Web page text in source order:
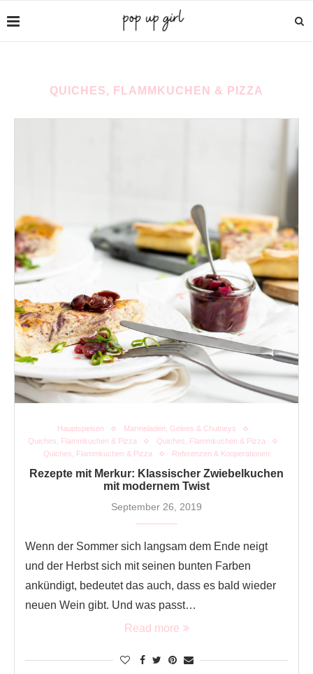
QUICHES, FLAMMKUCHEN & PIZZA
Hauptspeisen
Marmeladen, Gelees & Chutneys
Quiches, Flammkuchen & Pizza
Quiches, Flammkuchen & Pizza
Quiches, Flammkuchen & Pizza
Referenzen & Kooperationen
Rezepte mit Merkur: Klassischer Zwiebelkuchen
mit modernem Twist
September 26, 2019
Wenn der Sommer sich langsam dem Ende neigt
und der Herbst sich mit seinen bunten Farben
ankündigt, bedeutet das auch, dass es bald wieder
neuen Wein gibt. Und was passt…
Read more